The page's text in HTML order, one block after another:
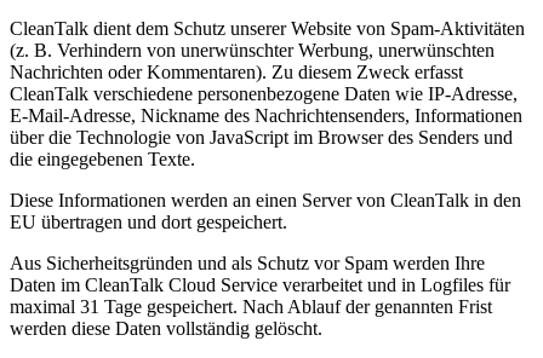
CleanTalk dient dem Schutz unserer Website von Spam-Aktivitäten
(z. B. Verhindern von unerwünschter Werbung, unerwünschten
Nachrichten oder Kommentaren). Zu diesem Zweck erfasst
CleanTalk verschiedene personenbezogene Daten wie IP-Adresse,
E-Mail-Adresse, Nickname des Nachrichtensenders, Informationen
über die Technologie von JavaScript im Browser des Senders und
die eingegebenen Texte.
Diese Informationen werden an einen Server von CleanTalk in den
EU übertragen und dort gespeichert.
Aus Sicherheitsgründen und als Schutz vor Spam werden Ihre
Daten im CleanTalk Cloud Service verarbeitet und in Logfiles für
maximal 31 Tage gespeichert. Nach Ablauf der genannten Frist
werden diese Daten vollständig gelöscht.